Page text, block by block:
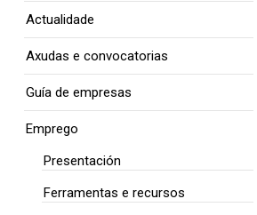
Actualidade
Axudas e convocatorias
Guía de empresas
Emprego
Presentación
Ferramentas e recursos